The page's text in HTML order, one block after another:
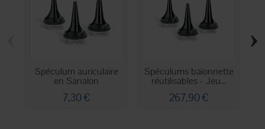
Spéculum auriculaire
en Sanalon
7,30 €
Spéculums baïonnette
réutilisables - Jeu...
267,90 €
›